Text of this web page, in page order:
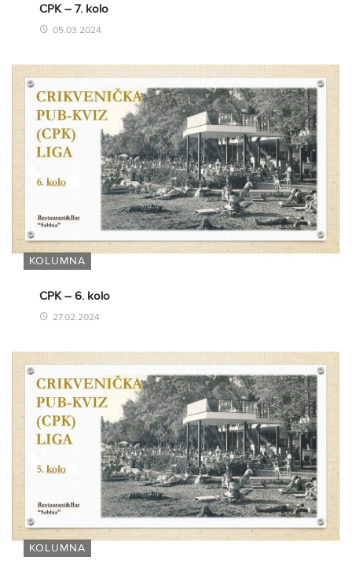
CPK – 7. kolo
05.03.2024
KOLUMNA
CPK – 6. kolo
27.02.2024
KOLUMNA